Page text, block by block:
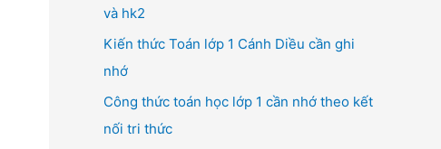
f
o
r
:
và hk2
Kiến thức Toán lớp 1 Cánh Diều cần ghi
nhớ
Công thức toán học lớp 1 cần nhớ theo kết
nối tri thức